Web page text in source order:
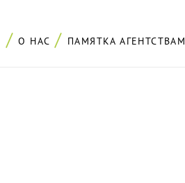
О НАС ПАМЯТКА АГЕНТСТВАМ